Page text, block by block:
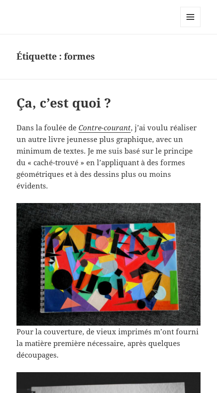
Le site personnel d'Antoine Oury
Étiquette :formes
Ça, c’est quoi ?
Dans la foulée deContre-courant, j’ai voulu réaliser
un autre livre jeunesse plus graphique, avec un
minimum de textes. Je me suis basé sur le principe
du « caché-trouvé » en l’appliquant à des formes
géométriques et à des dessins plus ou moins
évidents.
Pour la couverture, de vieux imprimés m’ont fourni
la matière première nécessaire, après quelques
découpages.